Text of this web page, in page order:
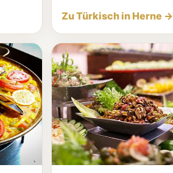
Zu Türkisch in Herne →